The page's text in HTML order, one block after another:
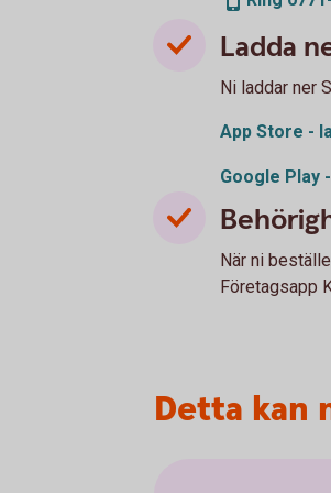
Ladda
Ni laddar ner
App Store -
Google Play
När ni
Företagsapp
Detta kan